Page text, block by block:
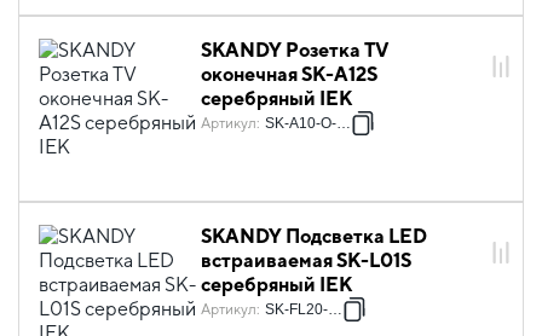
SKANDY Розетка TV
оконечная SK-A12S
серебряный IEK
Артикул: SK-A10-O-K23
SKANDY Подсветка LED
встраиваемая SK-L01S
серебряный IEK
Артикул: SK-FL20-K23